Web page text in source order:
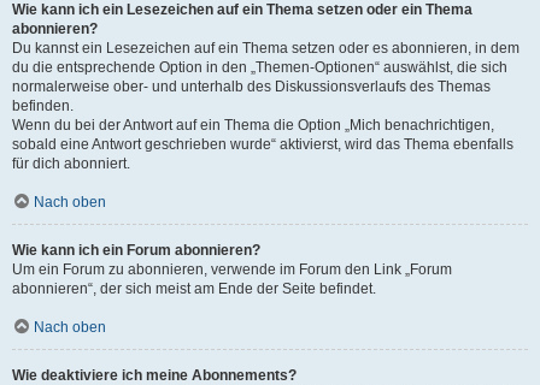
Wie kann ich ein Lesezeichen auf ein Thema setzen oder ein Thema
abonnieren?
Du kannst ein Lesezeichen auf ein Thema setzen oder es abonnieren, in dem
du die entsprechende Option in den „Themen-Optionen“ auswählst, die sich
normalerweise ober- und unterhalb des Diskussionsverlaufs des Themas
befinden.
Wenn du bei der Antwort auf ein Thema die Option „Mich benachrichtigen,
sobald eine Antwort geschrieben wurde“ aktivierst, wird das Thema ebenfalls
für dich abonniert.
Nach oben
Wie kann ich ein Forum abonnieren?
Um ein Forum zu abonnieren, verwende im Forum den Link „Forum
abonnieren“, der sich meist am Ende der Seite befindet.
Nach oben
Wie deaktiviere ich meine Abonnements?